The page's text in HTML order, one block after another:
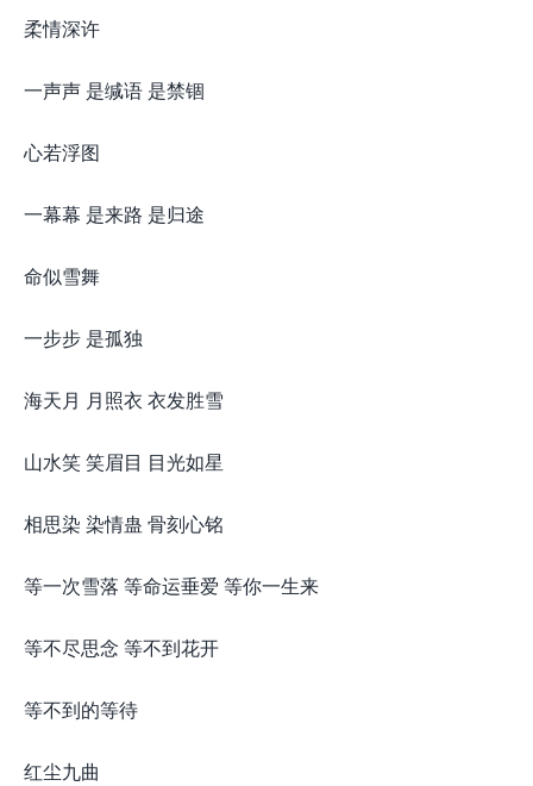
柔情深许
一声声 是缄语 是禁锢
心若浮图
一幕幕 是来路 是归途
命似雪舞
一步步 是孤独
海天月 月照衣 衣发胜雪
山水笑 笑眉目 目光如星
相思染 染情蛊 骨刻心铭
等一次雪落 等命运垂爱 等你一生来
等不尽思念 等不到花开
等不到的等待
红尘九曲